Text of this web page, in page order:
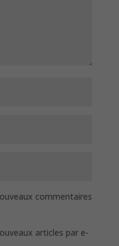
commentaires
articles par e-